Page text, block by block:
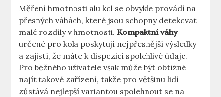
Měření hmotnosti alu kol se obvykle provádí na
přesných váhách, které jsou schopny detekovat
malé rozdíly v hmotnosti.Kompaktní váhy
určené pro kola poskytují nejpřesnější výsledky
a zajistí, že máte k dispozici spolehlivé údaje.
Pro běžného uživatele však může být obtížné
najít takové zařízení, takže pro většinu lidí
zůstává nejlepší variantou spolehnout se na